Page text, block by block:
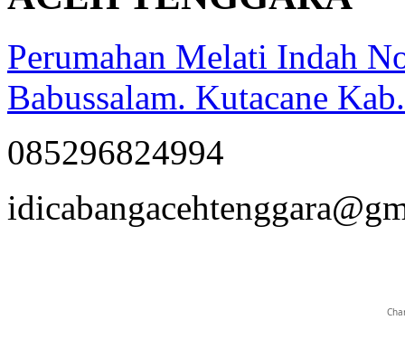
Perumahan Melati Indah
Babussalam. Kutacane
085296824994